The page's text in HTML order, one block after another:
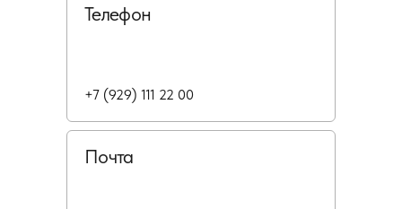
Телефон
Почта
+7 (929) 111 22 00